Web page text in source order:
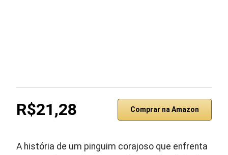
R$21,28 Comprar na Amazon
A história de um pinguim corajoso que enfrenta